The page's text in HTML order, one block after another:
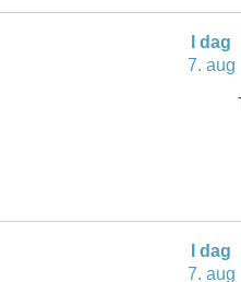
I dag
7. aug
I dag
7. aug